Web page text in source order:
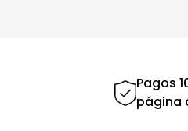
Pagos
página